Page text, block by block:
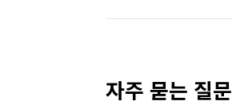
자주 묻는 질문